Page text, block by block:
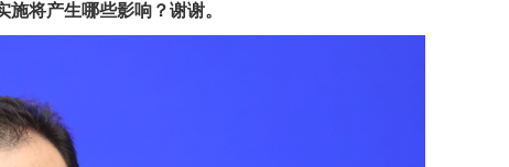
将产生哪些影响？谢谢。